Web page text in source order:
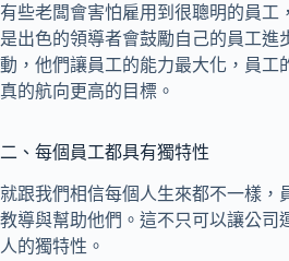
有些老闆會害怕雇用到很聰明的員工
是出色的領導者會鼓勵自己的員工
動，他們讓員工的能力最大化，員工
真的航向更高的目標。
二、每個員工都具有獨特性
就跟我們相信每個人生來都不一樣，
教導與幫助他們。這不只可以讓公司
人的獨特性。